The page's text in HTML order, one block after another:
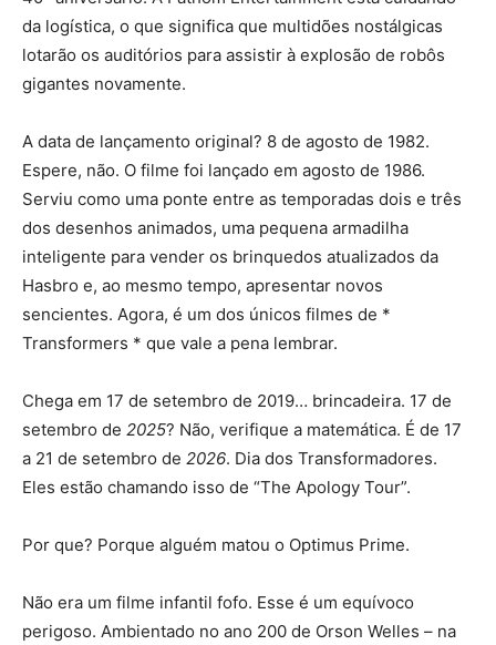
da logística, o que significa que multidões nostálgicas
lotarão os auditórios para assistir à explosão de robôs
gigantes novamente.
A data de lançamento original? 8 de agosto de 1982.
Espere, não. O filme foi lançado em agosto de 1986.
Serviu como uma ponte entre as temporadas dois e três
dos desenhos animados, uma pequena armadilha
inteligente para vender os brinquedos atualizados da
Hasbro e, ao mesmo tempo, apresentar novos
sencientes. Agora, é um dos únicos filmes de *
Transformers * que vale a pena lembrar.
Chega em 17 de setembro de 2019… brincadeira. 17 de
setembro de 2025? Não, verifique a matemática. É de 17
a 21 de setembro de 2026. Dia dos Transformadores.
Eles estão chamando isso de “The Apology Tour”.
Por que? Porque alguém matou o Optimus Prime.
Não era um filme infantil fofo. Esse é um equívoco
perigoso. Ambientado no ano 200 de Orson Welles – na